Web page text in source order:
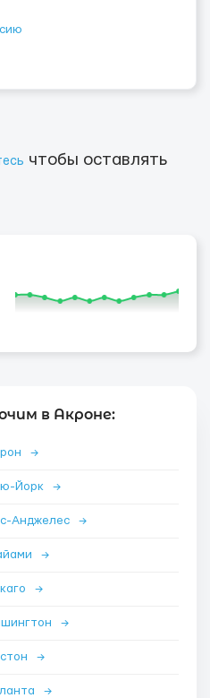
чтобы оставлять
в Акроне:
→
Йорк →
Анджелес →
→
→
→
→
→